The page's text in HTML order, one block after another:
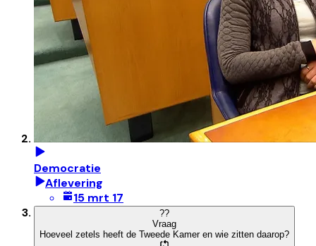
Democratie
Aflevering
15 mrt 17
??
Vraag
Hoeveel zetels heeft de Tweede Kamer en wie zitten daarop?